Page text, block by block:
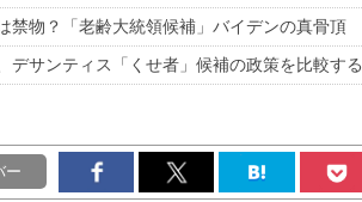
禁物？「老齢大統領候補」バイデンの真骨頂
デサンティス「くせ者」候補の政策を比較する
ー